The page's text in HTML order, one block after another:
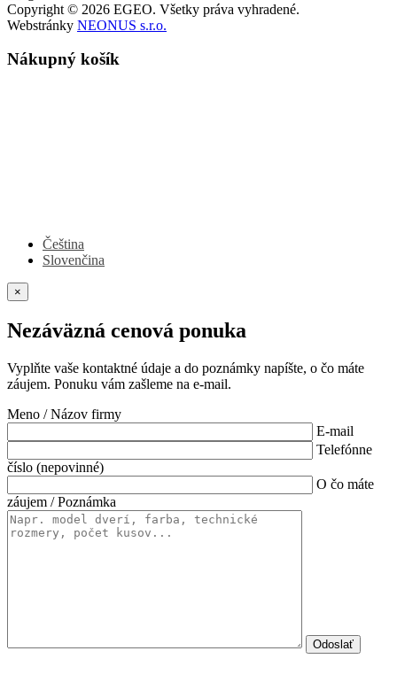
Copyright © 2026 EGEO. Všetky práva vyhradené.
Webstránky NEONUS s.r.o.
Nákupný košík
Čeština
Slovenčina
×
Nezáväzná cenová ponuka
Vyplňte vaše kontaktné údaje a do poznámky napíšte, o čo máte
záujem. Ponuku vám zašleme na e-mail.
Meno / Názov firmy
E-mail
Telefónne
číslo (nepovinné)
O čo máte
záujem / Poznámka